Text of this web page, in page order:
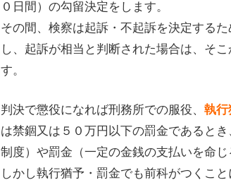
０日間）の勾留決定をします。
その間、検察は起訴・不起訴を決定するた
し、起訴が相当と判断された場合は、そ
す。
判決で懲役になれば刑務所での服役、 執
は禁錮又は５０万円以下の罰金であると
制度）や罰金（一定の金銭の支払いを命
しかし執行猶予・罰金でも前科がつくこと